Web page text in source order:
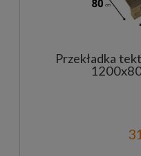
Przekładka